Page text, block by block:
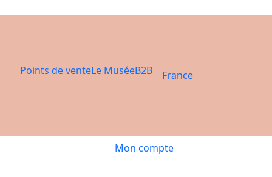
Points de venteLe MuséeB2B France
Mon compte